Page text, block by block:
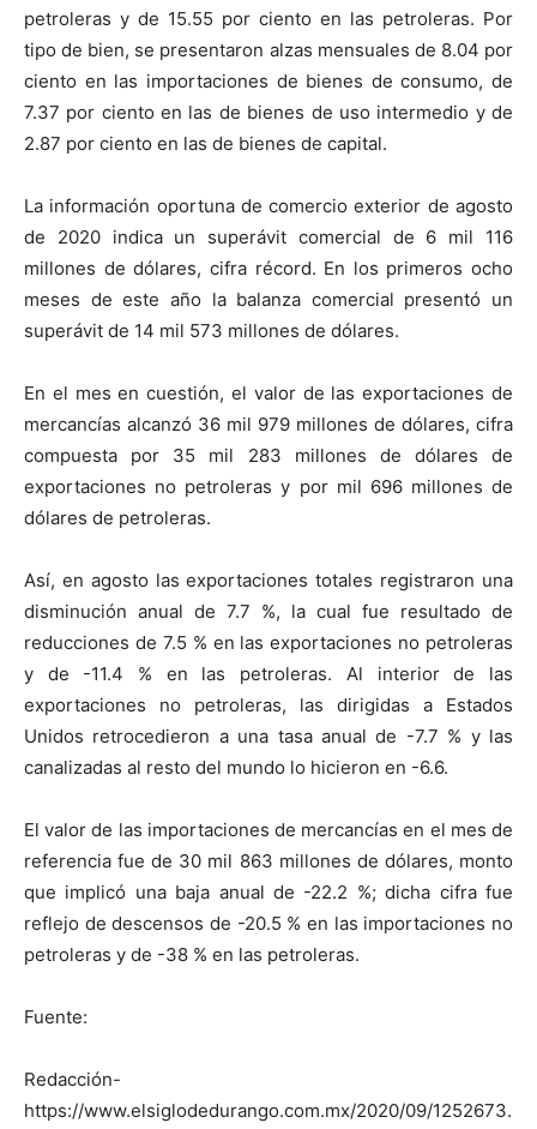
petroleras y de 15.55 por ciento en las petroleras. Por
tipo de bien, se presentaron alzas mensuales de 8.04 por
ciento en las importaciones de bienes de consumo, de
7.37 por ciento en las de bienes de uso intermedio y de
2.87 por ciento en las de bienes de capital.
La información oportuna de comercio exterior de agosto
de 2020 indica un superávit comercial de 6 mil 116
millones de dólares, cifra récord. En los primeros ocho
meses de este año la balanza comercial presentó un
superávit de 14 mil 573 millones de dólares.
En el mes en cuestión, el valor de las exportaciones de
mercancías alcanzó 36 mil 979 millones de dólares, cifra
compuesta por 35 mil 283 millones de dólares de
exportaciones no petroleras y por mil 696 millones de
dólares de petroleras.
Así, en agosto las exportaciones totales registraron una
disminución anual de 7.7 %, la cual fue resultado de
reducciones de 7.5 % en las exportaciones no petroleras
y de -11.4 % en las petroleras. Al interior de las
exportaciones no petroleras, las dirigidas a Estados
Unidos retrocedieron a una tasa anual de -7.7 % y las
canalizadas al resto del mundo lo hicieron en -6.6.
El valor de las importaciones de mercancías en el mes de
referencia fue de 30 mil 863 millones de dólares, monto
que implicó una baja anual de -22.2 %; dicha cifra fue
reflejo de descensos de -20.5 % en las importaciones no
petroleras y de -38 % en las petroleras.
Fuente:
Redacción-
https://www.elsiglodedurango.com.mx/2020/09/1252673.